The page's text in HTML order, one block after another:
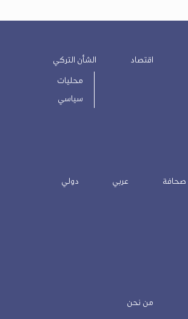
اقتصاد الشأن التركي
محليات
سياسي
صحافة عربي دولي
من نحن